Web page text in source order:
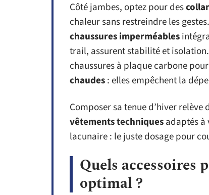
Côté jambes, optez pour des
chaleur sans restreindre les
chaussures imperméables
trail, assurent stabilité et
chaussures à plaque carbone
chaudes: elles empêchent la
Composer sa tenue d’hiver
vêtements techniquesadaptés
lacunaire : le juste dosage pour
Quels
optimal ?